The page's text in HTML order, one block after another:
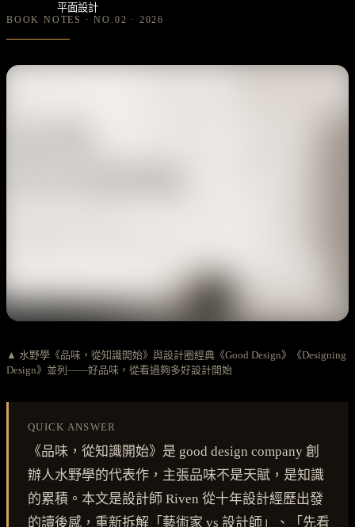
平面設計
BOOK NOTES · NO.02 · 2026
▲ 水野學《品味，從知識開始》與設計圈經典《Good Design》《Designing
Design》並列——好品味，從看過夠多好設計開始
QUICK ANSWER
《品味，從知識開始》是 good design company 創
辦人水野學的代表作，主張品味不是天賦，是知識
的累積。本文是設計師 Riven 從十年設計經歷出發
的讀後感，重新拆解「藝術家 vs 設計師」、「先看